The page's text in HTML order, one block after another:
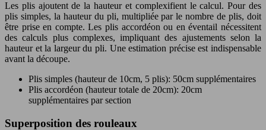
Les plis ajoutent de la hauteur et complexifient le calcul. Pour des
plis simples, la hauteur du pli, multipliée par le nombre de plis, doit
être prise en compte. Les plis accordéon ou en éventail nécessitent
des calculs plus complexes, impliquant des ajustements selon la
hauteur et la largeur du pli. Une estimation précise est indispensable
avant la découpe.
Plis simples (hauteur de 10cm, 5 plis): 50cm supplémentaires
Plis accordéon (hauteur totale de 20cm): 20cm
supplémentaires par section
Superposition des rouleaux